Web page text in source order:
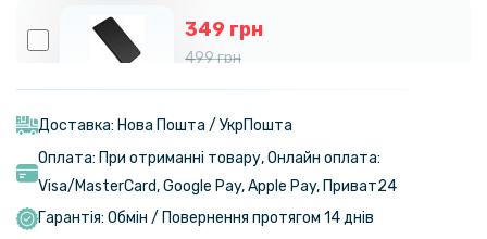
349 грн
499 грн
Чохол книжка New Leather Case для ZTE nubia Z50S Pro
297 грн
349 грн
Чохол - книжка Velvet Leather Case для ZTE Nubia Z60S Pro
Доставка: Нова Пошта / УкрПошта
Оплата: При отриманні товару, Онлайн оплата:
Visa/MasterСard, Google Pay, Apple Pay, Приват24
Гарантія: Обмін / Повернення протягом 14 днів